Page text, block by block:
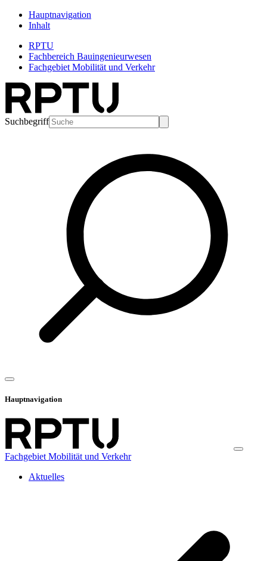
Hauptnavigation
Inhalt
RPTU
Fachbereich Bauingenieurwesen
Fachgebiet Mobilität und Verkehr
Suchbegriff
Hauptnavigation
Fachgebiet Mobilität und Verkehr
Aktuelles